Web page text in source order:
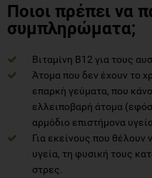
Ποιοι πρέπει να
συμπληρώματα;
Βιταμίνη Β12 για τους
Άτομα που δεν έχουν το
επαρκή γεύματα, που
ελλειποβαρή άτομα
αρμόδιο επιστήμονα
Για εκείνους που θέλουν
υγεία, τη φυσική τους
στρες.